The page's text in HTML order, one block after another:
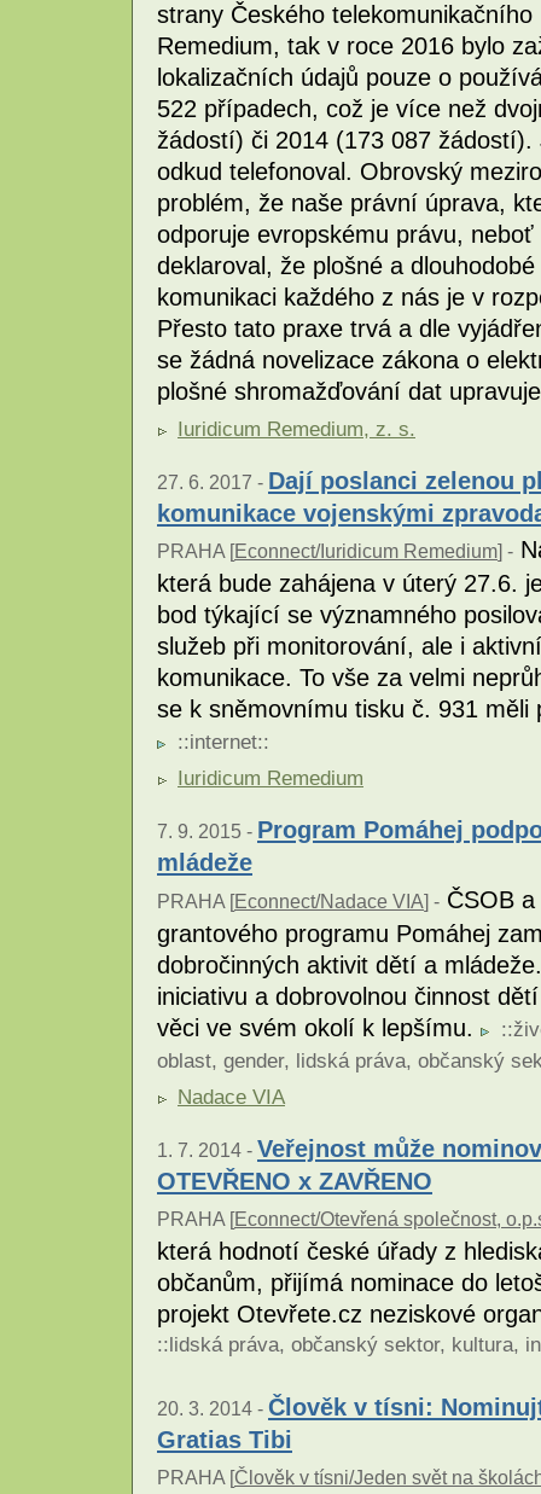
strany Českého
Remedium, tak v roce 2016 bylo
lokalizačních údajů pouze o
522 případech, což je více než
žádostí) či 2014 (173 087
odkud telefonoval. Obrovský
problém, že naše právní úprava,
odporuje evropskému právu,
deklaroval, že plošné a
komunikaci každého z nás je v
Přesto tato praxe trvá a dle
se žádná novelizace zákona o
plošné shromažďování dat
Iuridicum Remedium, z. s.
27. 6. 2017 - Dají poslanci zelenou
komunikace vojenskými
PRAHA [ Econnect/Iuridicum Remedium ] -
která bude zahájena v úterý 27.6.
bod týkající se významného
služeb při monitorování, ale i
komunikace. To vše za velmi
se k sněmovnímu tisku č. 931 měli
::internet::
Iuridicum Remedium
7. 9. 2015 - Program Pomáhej
mládeže
PRAHA [Econnect/Nadace VIA] - ČSOB
grantového programu Pomáhej
dobročinných aktivit dětí a
iniciativu a dobrovolnou činnost
věci ve svém okolí k lepšímu.
::
oblast, gender, lidská práva, občanský
Nadace VIA
1. 7. 2014 - Veřejnost může
OTEVŘENO x ZAVŘENO
PRAHA [Econnect/Otevřená společnost,
která hodnotí české úřady z
občanům, přijímá nominace do
projekt Otevřete.cz neziskové
::lidská práva, občanský sektor, kultura,
20. 3. 2014 - Člověk v tísni:
Gratias Tibi
PRAHA [Člověk v tísni/Jeden svět na